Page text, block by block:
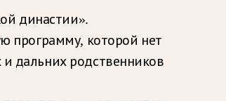
династии».
программу, которой нет
дальних родственников